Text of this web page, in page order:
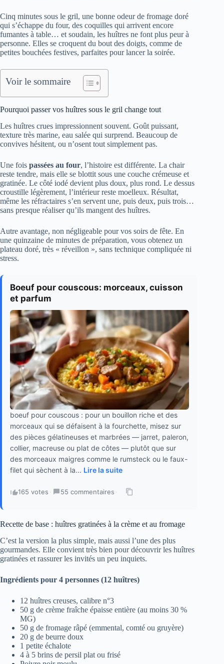
Cinq minutes sous le gril, une bonne odeur de fromage doré
qui s’échappe du four, des coquilles qui arrivent encore
fumantes à table… et soudain, les huîtres ne font plus peur à
personne. Elles se croquent du bout des doigts, comme de
petites bouchées festives, parfaites pour lancer la soirée.
Voir le sommaire
Pourquoi passer vos huîtres sous le gril change tout
Les huîtres crues impressionnent souvent. Goût puissant,
texture très marine, eau salée qui surprend. Beaucoup de
convives hésitent, ou n’osent tout simplement pas.
Une fois passées au four, l’histoire est différente. La chair
reste tendre, mais elle se blottit sous une couche crémeuse et
gratinée. Le côté iodé devient plus doux, plus rond. Le dessus
croustille légèrement, l’intérieur reste moelleux. Résultat,
même les réfractaires s’en servent une, puis deux, puis trois…
sans presque réaliser qu’ils mangent des huîtres.
Autre avantage, non négligeable pour vos soirs de fête. En
une quinzaine de minutes de préparation, vous obtenez un
plateau doré, très « réveillon », sans technique compliquée ni
stress.
Boeuf pour couscous: morceaux, cuisson
et parfum
boeuf pour couscous : pour un bouillon riche et des
morceaux qui se défaisent à la fourchette, misez sur
des pièces gélatineuses et marbrées — jarret, paleron,
collier, macreuse ou plat de côtes — plutôt que sur
des morceaux maigres comme le rumsteck ou le faux-
filet qui sèchent à la... Lire la suite
165 votes · 55 commentaires ·
Recette de base : huîtres gratinées à la crème et au fromage
C’est la version la plus simple, mais aussi l’une des plus
gourmandes. Elle convient très bien pour découvrir les huîtres
gratinées et rassurer les invités un peu inquiets.
Ingrédients pour 4 personnes (12 huîtres)
12 huîtres creuses, calibre n°3
50 g de crème fraîche épaisse entière (au moins 30 %
MG)
50 g de fromage râpé (emmental, comté ou gruyère)
20 g de beurre doux
1 petite échalote
4 à 5 brins de persil plat ou frisé